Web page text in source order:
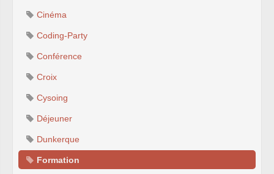
Cinéma
Coding-Party
Conférence
Croix
Cysoing
Déjeuner
Dunkerque
Formation